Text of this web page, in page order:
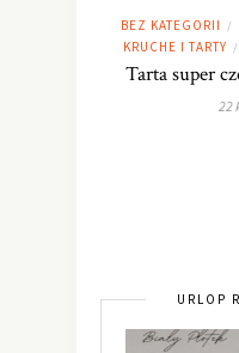
BEZ KATEGORII /
KRUCHE I TARTY /
Tarta super
22
URLOP